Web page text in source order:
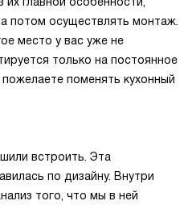
потом осуществлять монтаж.
место у вас уже не
только на постоянное
поменять кухонный
встроить. Эта
по дизайну. Внутри
того, что мы в ней